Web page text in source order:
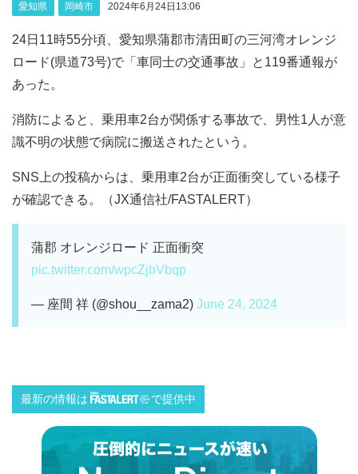
愛知県 岡崎市 2024年6月24日13:06
24日11時55分頃、愛知県蒲郡市清田町の三河湾オレンジ
ロード(県道73号)で「車同士の交通事故」と119番通報が
あった。
消防によると、乗用車2台が関係する事故で、男性1人が意
識不明の状態で病院に搬送されたという。
SNS上の投稿からは、乗用車2台が正面衝突している様子
が確認できる。（JX通信社/FASTALERT）
蒲郡 オレンジロード 正面衝突
pic.twitter.com/wpcZjbVbqp
— 座間 祥 (@shou__zama2) June 24, 2024
最新の情報は で提供中